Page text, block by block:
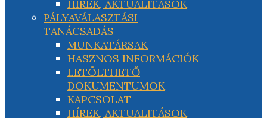
HÍREK, AKTUALITÁSOK
PÁLYAVÁLASZTÁSI
TANÁCSADÁS
MUNKATÁRSAK
HASZNOS INFORMÁCIÓK
LETÖLTHETŐ
DOKUMENTUMOK
KAPCSOLAT
HÍREK, AKTUALITÁSOK